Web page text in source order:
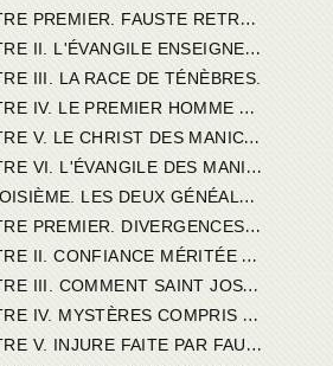
C
HAPITRE PREMIER. FAUSTE RETRANCHE DE L'ÉVANGILE LES GÉNÉALOGIES DU CHRIST.
C
HAPITRE II. L'ÉVANGILE ENSEIGNE LA NAISSANCE CORPORELLE DE JÉSUS-CHRIST.
III. LA RACE DE TÉNÈBRES.
C
HAPITRE IV. LE PREMIER HOMME DES MANICHÉENS.
C
HAPITRE V. LE CHRIST DES MANICHÉENS ENCHAÎNÉ AUX ASTRES ET AUX AUTRES CRÉATURES.
C
HAPITRE VI. L'ÉVANGILE DES MANICHÉENS.
LES DEUX GÉNÉALOGIES.
C
HAPITRE PREMIER. DIVERGENCES DES DEUX GÉNÉALOGIES.
C
HAPITRE II. CONFIANCE MÉRITÉE PAR LES AUTEURS CHRÉTIENS.
C
HAPITRE III. COMMENT SAINT JOSEPH A PU AVOIR DEUX PÈRES.
C
HAPITRE IV. MYSTÈRES COMPRIS DANS LES DEUX GÉNÉALOGIES.
C
HAPITRE V. INJURE FAITE PAR FAUSTE AUX ÉVANGÉLISTES QU'IL ADOPTE.